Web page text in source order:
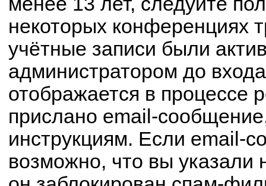
некоторых конференциях
учётные записи были
администратором до
отображается в процессе
прислано email-
инструкциям. Если email-
возможно, что вы